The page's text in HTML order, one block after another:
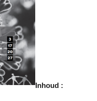
Inhoud :